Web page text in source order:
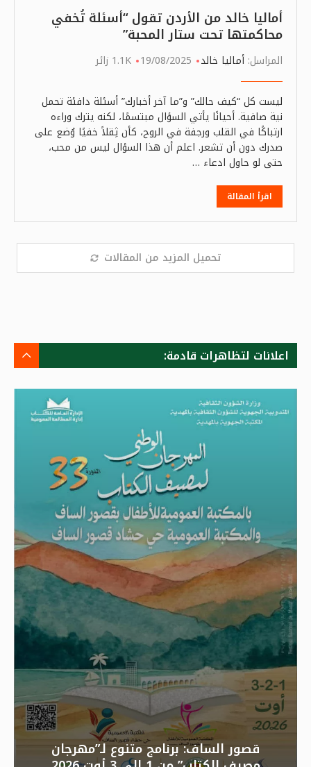
أماليا خالد من الأردن تقول “أسئلة تُخفي
محاكمتها تحت ستار المحبة”
المراسل: أماليا خالد 19/08/2025 1.1K زائر
ليست كل “كيف حالك” و”ما آخر أخبارك” أسئلة دافئة تحمل
نية صافية. أحيانًا يأتي السؤال مبتسمًا، لكنه يترك وراءه
ارتباكًا في القلب ورجفة في الروح، كأن ثِقلاً خفيًا وُضع على
صدرك دون أن تشعر. اعلم أن هذا السؤال ليس من محب،
حتى لو حاول ادعاء …
اقرأ المقالة
تحميل المزيد من المقالات
اعلانات لتظاهرات قادمة:
قصور الساف: برنامج متنوع لـ”مهرجان